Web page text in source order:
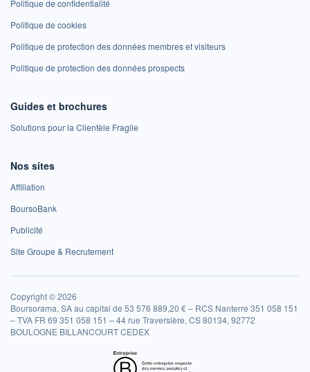
Politique de confidentialité
Politique de cookies
Politique de protection des données membres et visiteurs
Politique de protection des données prospects
Guides et brochures
Solutions pour la Clientèle Fragile
Nos sites
Affiliation
BoursoBank
Publicité
Site Groupe & Recrutement
Copyright © 2026
Boursorama, SA au capital de 53 576 889,20 € – RCS Nanterre 351 058 151
– TVA FR 69 351 058 151 – 44 rue Traversière, CS 80134, 92772
BOULOGNE BILLANCOURT CEDEX